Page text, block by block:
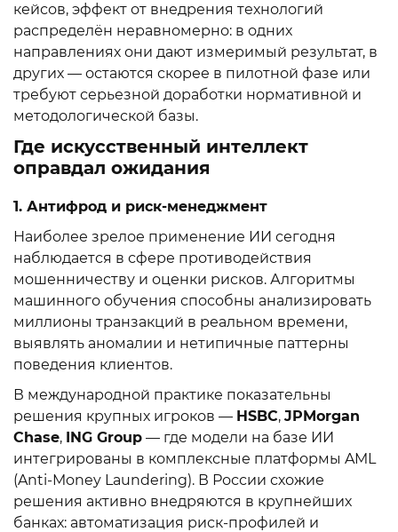
кейсов, эффект от внедрения технологий
распределён неравномерно: в одних
направлениях они дают измеримый результат, в
других — остаются скорее в пилотной фазе или
требуют серьезной доработки нормативной и
методологической базы.
Где искусственный интеллект
оправдал ожидания
1. Антифрод и риск-менеджмент
Наиболее зрелое применение ИИ сегодня
наблюдается в сфере противодействия
мошенничеству и оценки рисков. Алгоритмы
машинного обучения способны анализировать
миллионы транзакций в реальном времени,
выявлять аномалии и нетипичные паттерны
поведения клиентов.
В международной практике показательны
решения крупных игроков — HSBC, JPMorgan
Chase, ING Group — где модели на базе ИИ
интегрированы в комплексные платформы AML
(Anti-Money Laundering). В России схожие
решения активно внедряются в крупнейших
банках: автоматизация риск-профилей и